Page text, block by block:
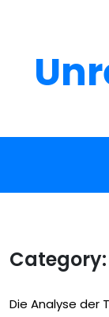
Category:
Die Analyse der